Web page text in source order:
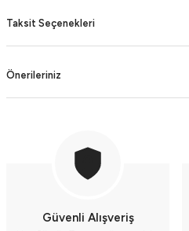
Taksit Seçenekleri
Önerileriniz
Güvenli Alışveriş